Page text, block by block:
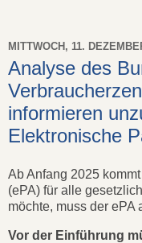
MITTWOCH, 11.
Analyse des
informieren
Elektronische
Ab Anfang 2025
(ePA) für alle
möchte, muss der ePA
Vor der Einführung